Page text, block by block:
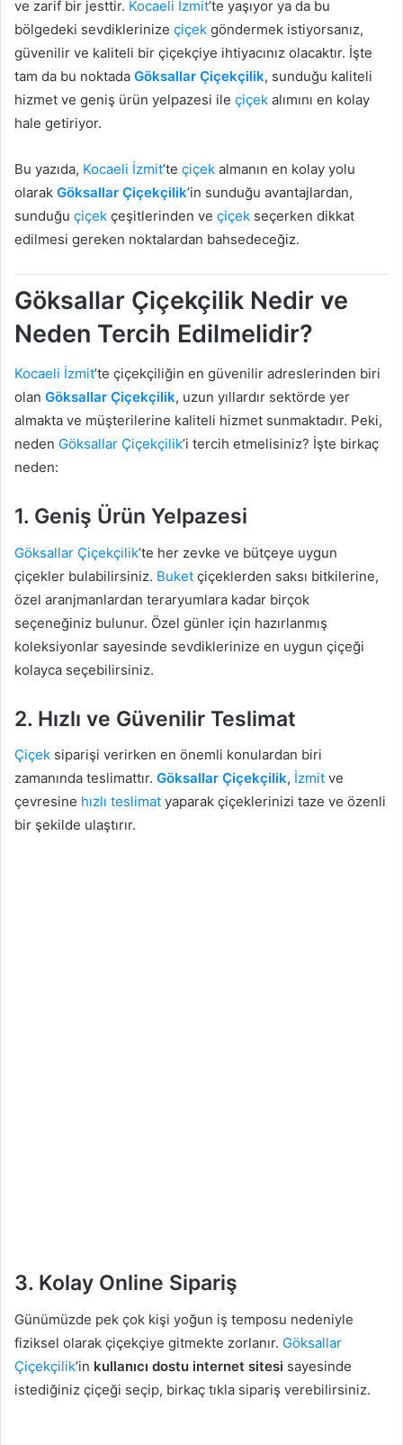
ve zarif bir jesttir. Kocaeli İzmit’te yaşıyor ya da bu
bölgedeki sevdiklerinize çiçek göndermek istiyorsanız,
güvenilir ve kaliteli bir çiçekçiye ihtiyacınız olacaktır. İşte
tam da bu noktada Göksallar Çiçekçilik, sunduğu kaliteli
hizmet ve geniş ürün yelpazesi ile çiçek alımını en kolay
hale getiriyor.
Bu yazıda, Kocaeli İzmit’te çiçek almanın en kolay yolu
olarak Göksallar Çiçekçilik’in sunduğu avantajlardan,
sunduğu çiçek çeşitlerinden ve çiçek seçerken dikkat
edilmesi gereken noktalardan bahsedeceğiz.
Göksallar Çiçekçilik Nedir ve
Neden Tercih Edilmelidir?
Kocaeli İzmit’te çiçekçiliğin en güvenilir adreslerinden biri
olan Göksallar Çiçekçilik, uzun yıllardır sektörde yer
almakta ve müşterilerine kaliteli hizmet sunmaktadır. Peki,
neden Göksallar Çiçekçilik’i tercih etmelisiniz? İşte birkaç
neden:
1. Geniş Ürün Yelpazesi
Göksallar Çiçekçilik’te her zevke ve bütçeye uygun
çiçekler bulabilirsiniz. Buket çiçeklerden saksı bitkilerine,
özel aranjmanlardan teraryumlara kadar birçok
seçeneğiniz bulunur. Özel günler için hazırlanmış
koleksiyonlar sayesinde sevdiklerinize en uygun çiçeği
kolayca seçebilirsiniz.
2. Hızlı ve Güvenilir Teslimat
Çiçek siparişi verirken en önemli konulardan biri
zamanında teslimattır. Göksallar Çiçekçilik, İzmit ve
çevresine hızlı teslimat yaparak çiçeklerinizi taze ve özenli
bir şekilde ulaştırır.
3. Kolay Online Sipariş
Günümüzde pek çok kişi yoğun iş temposu nedeniyle
fiziksel olarak çiçekçiye gitmekte zorlanır. Göksallar
Çiçekçilik’in kullanıcı dostu internet sitesi sayesinde
istediğiniz çiçeği seçip, birkaç tıkla sipariş verebilirsiniz.